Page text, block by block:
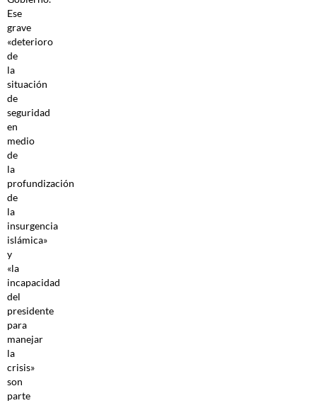
Ese
grave
«deterioro
de
la
situación
de
seguridad
en
medio
de
la
profundización
de
la
insurgencia
islámica»
y
«la
incapacidad
del
presidente
para
manejar
la
crisis»
son
parte